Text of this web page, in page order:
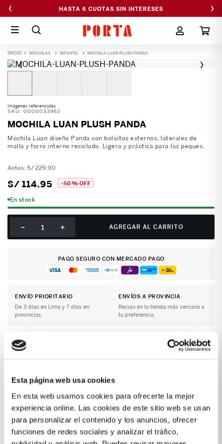
Esta página web usa cookies
En esta web usamos cookies para ofrecerte la mejor
experiencia online. Las cookies de este sitio web se usan
para personalizar el contenido y los anuncios, ofrecer
funciones de redes sociales y analizar el tráfico,
‹ HASTA 6 CUOTAS SIN INTERESES ›
MOCHILAS INFANTIL MOCHILA LUAN PLUSH PANDA
‹ ›
Imágenes referenciales
SKU: 0000033963
MOCHILA LUAN PLUSH PANDA
Mochila Luan diseño Panda con bolsillos externos, laterales de
malla y forro interno reciclado. Ligera y práctica para los peques.
S/229.90
S/ 114.95 -50 % OFF
En stock
＋
－ AGREGAR AL CARRITO
PAGO SEGURO CON MERCADO PAGO
ENVÍO PRIORITARIO
De 3 días en Lima y 7 días en
provincias.
ENVÍOS A PROVINCIA
Recojo en la tienda más cercana a
tu preferencia.
Cambios y devoluciones
Productos originales
Detalles del producto
Compartimiento principal con cierreBolsillo interno